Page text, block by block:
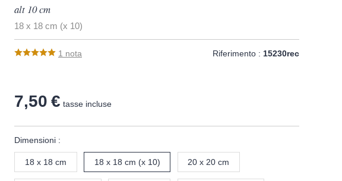
alt 10 cm
18 x 18 cm (x 10)
1 nota Riferimento : 15230rec
7,50 € tasse incluse
Dimensioni :
18 x 18 cm 18 x 18 cm (x 10) 20 x 20 cm